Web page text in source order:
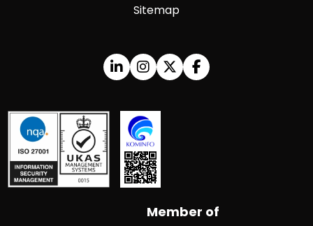
Sitemap
Member of